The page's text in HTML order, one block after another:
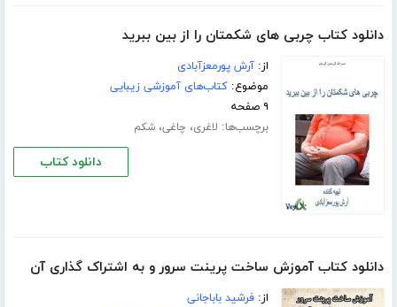
دانلود کتاب چربی های شکمتان را از بین ببرید
از:آرش پورمعزآبادی
موضوع:کتاب‌های آموزشی زیبایی
۹ صفحه
برچسب‌ها: لاغری، چاغی،شکم
دانلود کتاب
دانلود کتاب آموزش ساخت پرینت سرور و به اشتراک گذاری آن
از:فرشید باباجانی